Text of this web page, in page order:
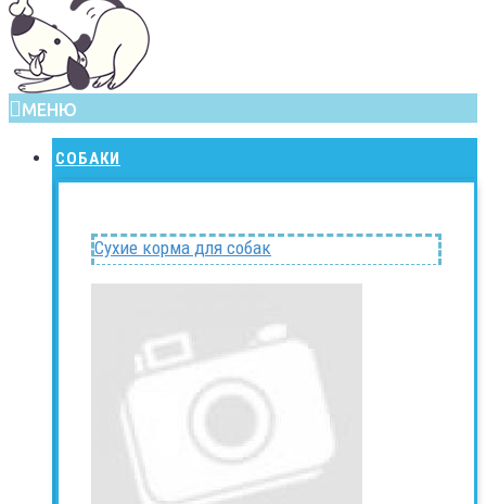
МЕНЮ
СОБАКИ
Сухие корма для собак